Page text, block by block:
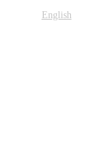
English